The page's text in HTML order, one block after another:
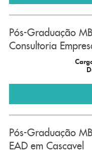
Pós-Graduação
Consultoria
Pós-Graduação
EAD em Cascavel